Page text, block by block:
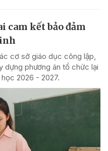
cam kết bảo đảm
cơ sở giáo dục công lập,
dựng phương án tổ chức lại
2026 - 2027.